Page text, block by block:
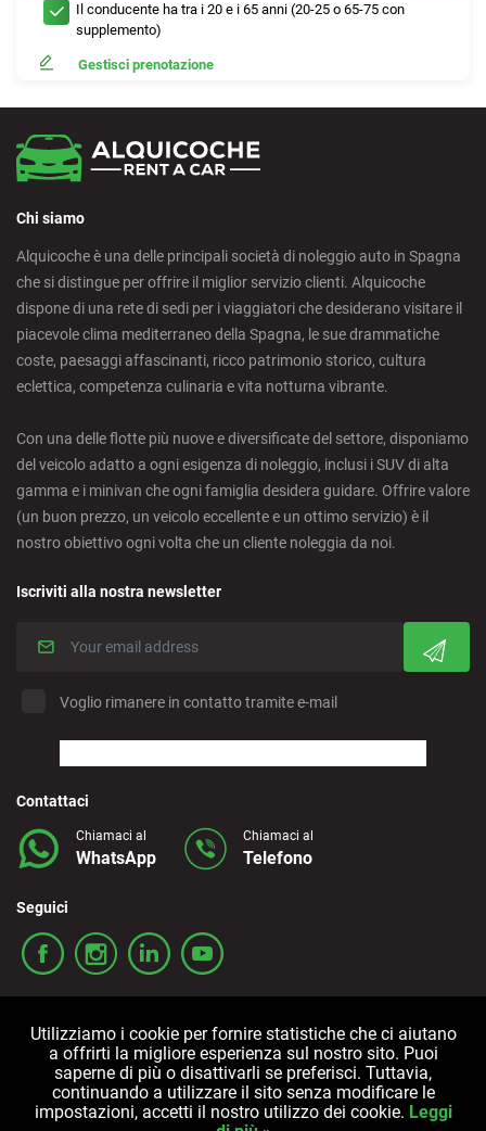
Il conducente ha tra i 20 e i 65 anni (20-25 o 65-75 con
supplemento)
Gestisci prenotazione
Chi siamo
Alquicoche è una delle principali società di noleggio auto in Spagna
che si distingue per offrire il miglior servizio clienti. Alquicoche
dispone di una rete di sedi per i viaggiatori che desiderano visitare il
piacevole clima mediterraneo della Spagna, le sue drammatiche
coste, paesaggi affascinanti, ricco patrimonio storico, cultura
eclettica, competenza culinaria e vita notturna vibrante.
Con una delle flotte più nuove e diversificate del settore, disponiamo
del veicolo adatto a ogni esigenza di noleggio, inclusi i SUV di alta
gamma e i minivan che ogni famiglia desidera guidare. Offrire valore
(un buon prezzo, un veicolo eccellente e un ottimo servizio) è il
nostro obiettivo ogni volta che un cliente noleggia da noi.
Iscriviti alla nostra newsletter
Voglio rimanere in contatto tramite e-mail
Contattaci
Chiamaci al
WhatsApp
Chiamaci al
Telefono
Seguici
Termini e condizioni Politica sulla privacy Cookies
Utilizziamo i cookie per fornire statistiche che ci aiutano
a offrirti la migliore esperienza sul nostro sito. Puoi
saperne di più o disattivarli se preferisci. Tuttavia,
continuando a utilizzare il sito senza modificare le
impostazioni, accetti il nostro utilizzo dei cookie. Leggi